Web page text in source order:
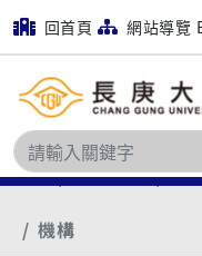
回首頁 網站導覽
首頁
更多資訊 評
機構